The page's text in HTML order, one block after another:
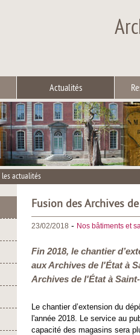
Actualités
les actualités
Fusion des Archives
23/02/2018 - Nos bâtiments et
Fin 2018, le chantier
aux Archives de l'État à
Archives de l'État à
Le chantier d’extension du
l'année 2018. Le service au
capacité des magasins sera